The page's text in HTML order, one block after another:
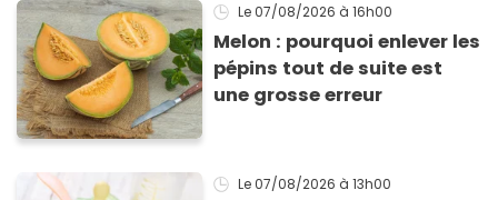
Le 07/08/2026 à 16h00
Melon : pourquoi enlever les
pépins tout de suite est
une grosse erreur
Le 07/08/2026 à 13h00